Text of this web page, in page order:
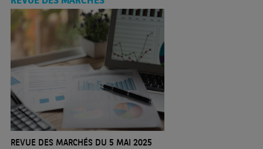
REVUE DES MARCHÉS DU 5 MAI 2025